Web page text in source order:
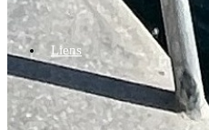
Liens